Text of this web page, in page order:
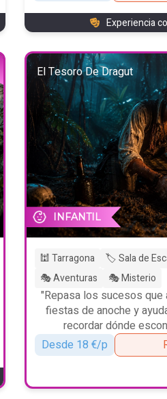
Experiencia
El Tesoro De Dragut
INFANTIL
🕍 Tarragona 🏷️ Sala de
🎭 Aventuras
🎭 Misterio
"Repasa los sucesos que
fiestas de anoche y
recordar dónde
Desde 18 €/p